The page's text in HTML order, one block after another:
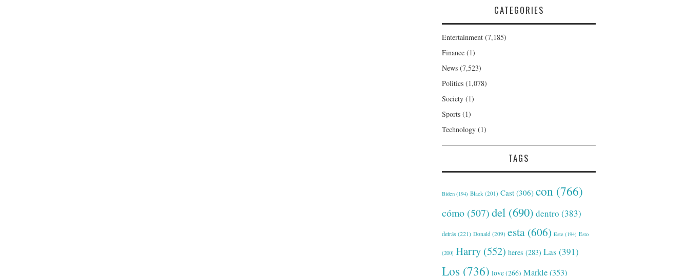
CATEGORIES
Entertainment (7,185)
Finance (1)
News (7,523)
Politics (1,078)
Society (1)
Sports (1)
Technology (1)
TAGS
Biden (194) Black (201) Cast (306) con (766)
cómo (507)del (690) dentro (383)
detrás (221) Donald (209) esta (606) Este (194) Esto
(200) Harry (552) heres (283) Las (391)
Los (736) love(266) Markle(353)